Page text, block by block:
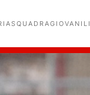
SQUADRAGIOVANILI